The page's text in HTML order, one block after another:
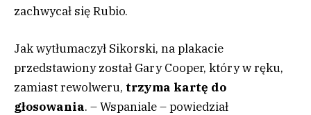
zachwycał się Rubio.
Jak wytłumaczył Sikorski, na plakacie
przedstawiony został Gary Cooper, który w ręku,
zamiast rewolweru, trzyma kartę do
głosowania. – Wspaniale – powiedział